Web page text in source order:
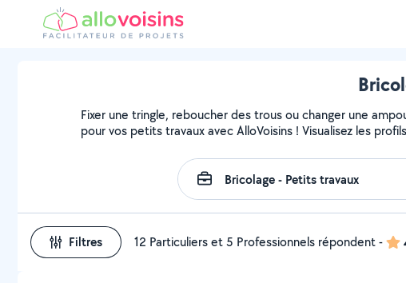
Fixer une tringle, reboucher des trous ou changer une
pour vos petits travaux avec AlloVoisins ! Visualisez les
Filtres 12 Particuliers et 5 Professionnels répondent-